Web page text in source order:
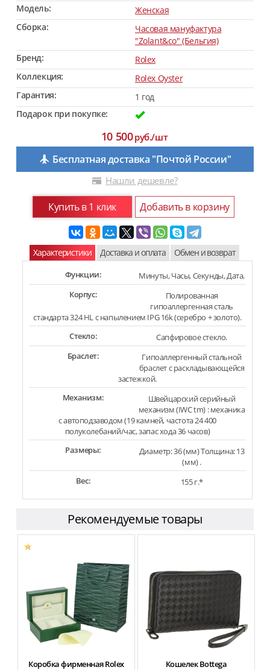
Модель:
Женская
Сборка:
Часовая мануфактура
"Zolant&co" (Бельгия)
Бренд:
Rolex
Коллекция:
Rolex Oyster
Гарантия:
1 год
Подарок при покупке:
10 500руб./шт
Бесплатная доставка "Почтой России"
Нашли дешевле?
Купить в 1 клик Добавить в корзину
Характеристики Доставка и оплата Обмен и возврат
Функции:
Минуты, Часы, Секунды, Дата.
Корпус:
Полированная
гипоаллергенная сталь
стандарта 324 HL с напылением IPG 16k (серебро + золото).
Стекло:
Сапфировое стекло.
Браслет:
Гипоаллергенный стальной
браслет с раскладывающейся
застежкой.
Механизм:
Швейцарский серийный
механизм (IWC tm) : механика
с автоподзаводом (19 камней, частота 24 400
полуколебаний/час, запас хода 36 часов)
Размеры:
Диаметр: 36 (мм) Толщина: 13
(мм) .
Вес:
155 г.*
Рекомендуемые товары
Коробка фирменная Rolex Кошелек Bottega